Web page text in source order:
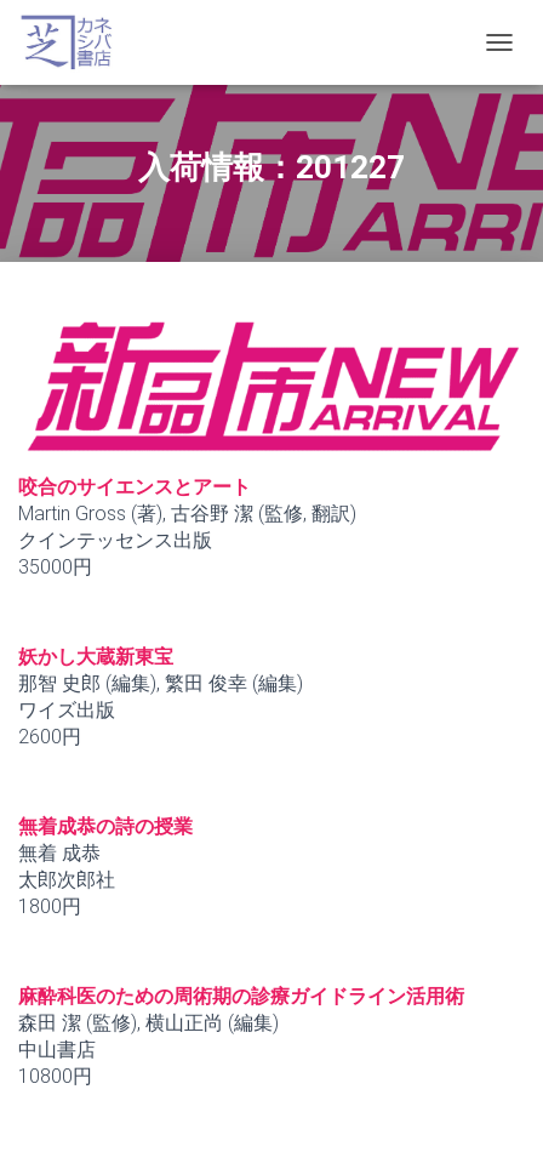
O
G
G
L
A
V
I
O
入荷情報：201227
咬合のサイエンスとアート
Martin Gross (著), 古谷野 潔 (監修, 翻訳)
クインテッセンス出版
35000円
妖かし大蔵新東宝
那智 史郎 (編集), 繁田 俊幸 (編集)
ワイズ出版
2600円
無着成恭の詩の授業
無着 成恭
太郎次郎社
1800円
麻酔科医のための周術期の診療ガイドライン活用術
森田 潔 (監修), 横山正尚 (編集)
中山書店
10800円